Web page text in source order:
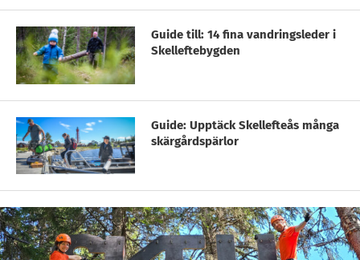
Guide till: 14 fina vandringsleder i
Skelleftebygden
Guide: Upptäck Skellefteås många
skärgårdspärlor